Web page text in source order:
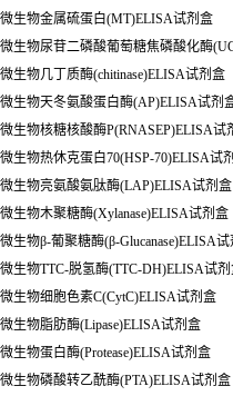
微生物金属硫蛋白(MT)ELISA试剂盒
微生物尿苷二磷酸葡萄糖焦磷酸化酶
微生物几丁质酶(chitinase)ELISA试剂盒
微生物天冬氨酸蛋白酶(AP)ELISA试剂
微生物核糖核酸酶P(RNASEP)ELISA试
微生物热休克蛋白70(HSP-70)ELISA试
微生物亮氨酸氨肽酶(LAP)ELISA试剂盒
微生物木聚糖酶(Xylanase)ELISA试剂盒
微生物β-葡聚糖酶(β-Glucanase)ELISA
微生物TTC-脱氢酶(TTC-DH)ELISA试
微生物细胞色素C(CytC)ELISA试剂盒
微生物脂肪酶(Lipase)ELISA试剂盒
微生物蛋白酶(Protease)ELISA试剂盒
微生物磷酸转乙酰酶(PTA)ELISA试剂盒